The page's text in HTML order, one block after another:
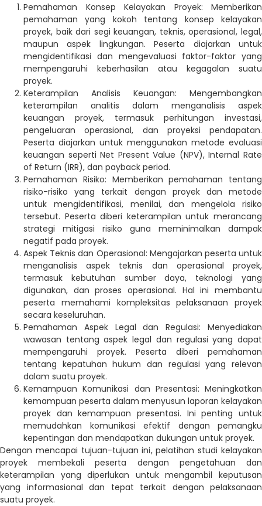
Pemahaman Konsep Kelayakan Proyek: Memberikan
pemahaman yang kokoh tentang konsep kelayakan
proyek, baik dari segi keuangan, teknis, operasional, legal,
maupun aspek lingkungan. Peserta diajarkan untuk
mengidentifikasi dan mengevaluasi faktor-faktor yang
mempengaruhi keberhasilan atau kegagalan suatu
proyek.
Keterampilan Analisis Keuangan: Mengembangkan
keterampilan analitis dalam menganalisis aspek
keuangan proyek, termasuk perhitungan investasi,
pengeluaran operasional, dan proyeksi pendapatan.
Peserta diajarkan untuk menggunakan metode evaluasi
keuangan seperti Net Present Value (NPV), Internal Rate
of Return (IRR), dan payback period.
Pemahaman Risiko: Memberikan pemahaman tentang
risiko-risiko yang terkait dengan proyek dan metode
untuk mengidentifikasi, menilai, dan mengelola risiko
tersebut. Peserta diberi keterampilan untuk merancang
strategi mitigasi risiko guna meminimalkan dampak
negatif pada proyek.
Aspek Teknis dan Operasional: Mengajarkan peserta untuk
menganalisis aspek teknis dan operasional proyek,
termasuk kebutuhan sumber daya, teknologi yang
digunakan, dan proses operasional. Hal ini membantu
peserta memahami kompleksitas pelaksanaan proyek
secara keseluruhan.
Pemahaman Aspek Legal dan Regulasi: Menyediakan
wawasan tentang aspek legal dan regulasi yang dapat
mempengaruhi proyek. Peserta diberi pemahaman
tentang kepatuhan hukum dan regulasi yang relevan
dalam suatu proyek.
Kemampuan Komunikasi dan Presentasi: Meningkatkan
kemampuan peserta dalam menyusun laporan kelayakan
proyek dan kemampuan presentasi. Ini penting untuk
memudahkan komunikasi efektif dengan pemangku
kepentingan dan mendapatkan dukungan untuk proyek.
Dengan mencapai tujuan-tujuan ini, pelatihan studi kelayakan
proyek membekali peserta dengan pengetahuan dan
keterampilan yang diperlukan untuk mengambil keputusan
yang informasional dan tepat terkait dengan pelaksanaan
suatu proyek.